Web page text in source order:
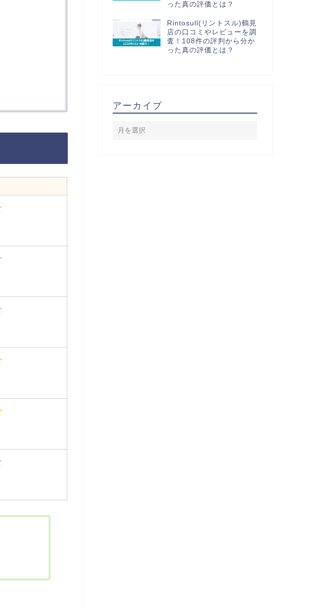
った真の評価とは？
Rintosull(リントスル)鶴見
店の口コミやレビューを調
査！108件の評判から分か
った真の評価とは？
アーカイブ